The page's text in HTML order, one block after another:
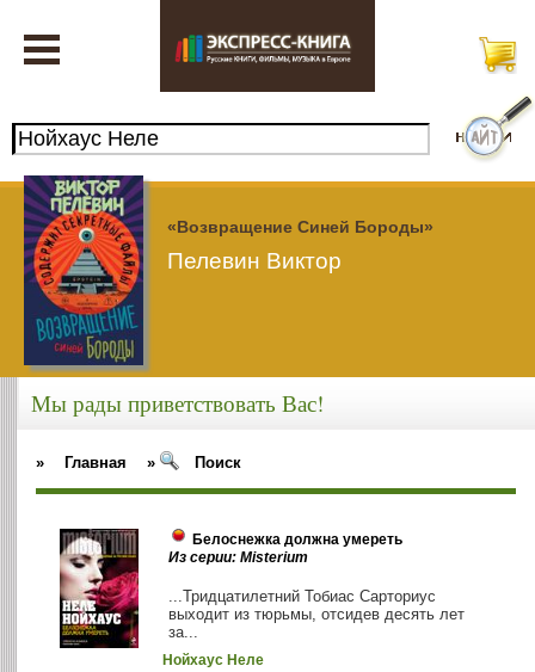
«Возвращение Синей Бороды»
Пелевин Виктор
Мы рады приветствовать Вас!
» Главная » Поиск
Белоснежка должна умереть
Из серии: Misterium
...Тридцатилетний Тобиас Сарториус
выходит из тюрьмы, отсидев десять лет
за...
Нойхаус Неле